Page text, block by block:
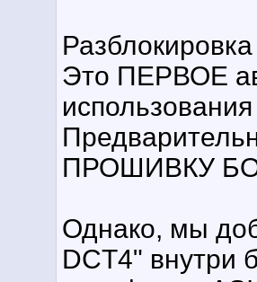
Это ПЕРВОЕ
ПРОШИВКУ
Однако, мы
DCT4" внутри